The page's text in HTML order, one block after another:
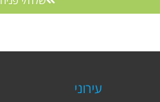
עירוני